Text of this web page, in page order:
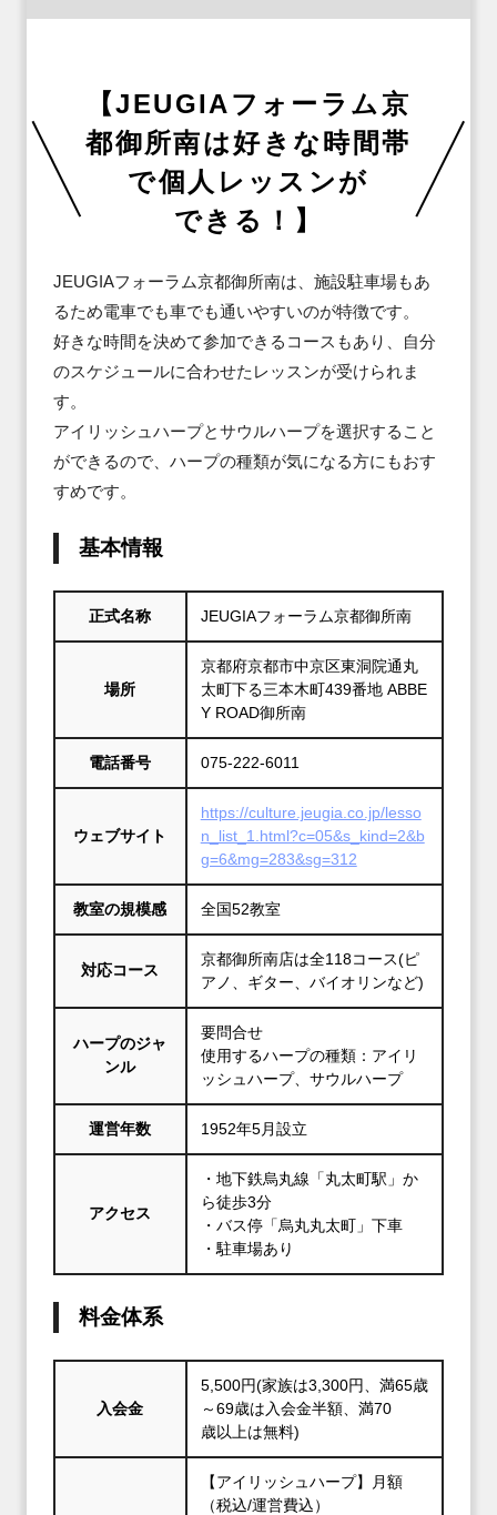
【JEUGIAフォーラム京
都御所南は好きな時間帯
で個人レッスンが
できる！】
JEUGIAフォーラム京都御所南は、施設駐車場もあ
るため電車でも車でも通いやすいのが特徴です。
好きな時間を決めて参加できるコースもあり、自分
のスケジュールに合わせたレッスンが受けられま
す。
アイリッシュハープとサウルハープを選択すること
ができるので、ハープの種類が気になる方にもおす
すめです。
基本情報
正式名称 JEUGIAフォーラム京都御所南
場所
京都府京都市中京区東洞院通丸
太町下る三本木町439番地 ABBE
Y ROAD御所南
電話番号 075-222-6011
ウェブサイト
https://culture.jeugia.co.jp/lesso
n_list_1.html?c=05&s_kind=2&b
g=6&mg=283&sg=312
教室の規模感 全国52教室
対応コース
京都御所南店は全118コース(ピ
アノ、ギター、バイオリンなど)
ハープのジャ
ンル
要問合せ
使用するハープの種類：アイリ
ッシュハープ、サウルハープ
運営年数 1952年5月設立
アクセス
・地下鉄烏丸線「丸太町駅」か
ら徒歩3分
・バス停「烏丸丸太町」下車
・駐車場あり
料金体系
入会金
5,500円(家族は3,300円、満65歳
～69歳は入会金半額、満70
歳以上は無料)
【アイリッシュハープ】月額
（税込/運営費込）